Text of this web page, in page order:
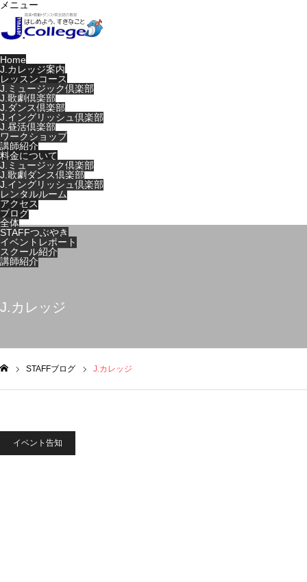
メニュー
Home
J.カレッジ案内
レッスンコース
J.ミュージック倶楽部
J.歌劇倶楽部
J.ダンス倶楽部
J.イングリッシュ倶楽部
J.昼活倶楽部
ワークショップ
講師紹介
料金について
J.ミュージック倶楽部
J.歌劇ダンス倶楽部
J.イングリッシュ倶楽部
レンタルルーム
アクセス
ブログ
全体
STAFFつぶやき
イベントレポート
スクール紹介
講師紹介
J.カレッジ
STAFFブログ J.カレッジ
イベント告知